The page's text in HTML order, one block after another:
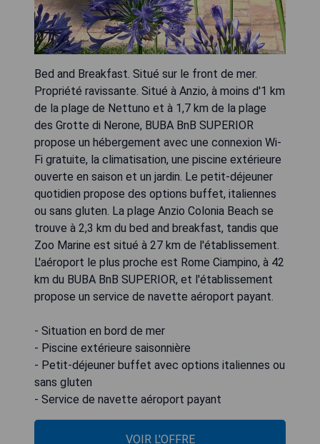
Bed and Breakfast. Situé sur le front de mer.
Propriété ravissante. Situé à Anzio, à moins d'1 km
de la plage de Nettuno et à 1,7 km de la plage
des Grotte di Nerone, BUBA BnB SUPERIOR
propose un hébergement avec une connexion Wi-
Fi gratuite, la climatisation, une piscine extérieure
ouverte en saison et un jardin. Le petit-déjeuner
quotidien propose des options buffet, italiennes
ou sans gluten. La plage Anzio Colonia Beach se
trouve à 2,3 km du bed and breakfast, tandis que
Zoo Marine est situé à 27 km de l'établissement.
L'aéroport le plus proche est Rome Ciampino, à 42
km du BUBA BnB SUPERIOR, et l'établissement
propose un service de navette aéroport payant.
- Situation en bord de mer
- Piscine extérieure saisonnière
- Petit-déjeuner buffet avec options italiennes ou
sans gluten
- Service de navette aéroport payant
VOIR L'OFFRE